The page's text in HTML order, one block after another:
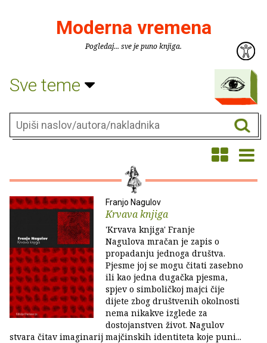
Moderna vremena
Pogledaj... sve je puno knjiga.
Sve teme
Franjo Nagulov
Krvava knjiga
'Krvava knjiga' Franje
Nagulova mračan je zapis o
propadanju jednoga društva.
Pjesme joj se mogu čitati zasebno
ili kao jedna dugačka pjesma,
spjev o simboličkoj majci čije
dijete zbog društvenih okolnosti
nema nikakve izglede za
dostojanstven život. Nagulov
stvara čitav imaginarij majčinskih identiteta koje puni...